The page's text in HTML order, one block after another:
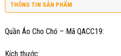
THÔNG TIN SẢN PHẨM
Quần Áo Cho Chó – Mã QACC19:
Kích thước: